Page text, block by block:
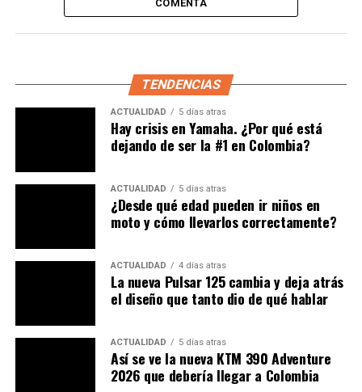
Hero Xpulse 200 Fi
haciéndose sentir con una imagen retro, que nos
recuerda a las antiguas motos que recorrieron la ruta
, pero con toda la tecnología moderna y
COMENTA
TENDENCIAS
ACTUALIDAD 5 días atras
Hay crisis en Yamaha. ¿Por qué está
dejando de ser la #1 en Colombia?
ACTUALIDAD 5 días atras
¿Desde qué edad pueden ir niños en
moto y cómo llevarlos correctamente?
ACTUALIDAD 4 días atras
La nueva Pulsar 125 cambia y deja atrás
el diseño que tanto dio de qué hablar
ACTUALIDAD 5 días atras
Así se ve la nueva KTM 390 Adventure
2026 que debería llegar a Colombia